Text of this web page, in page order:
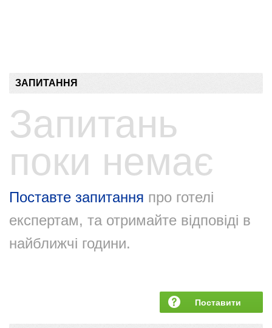
ЗАПИТАННЯ
Запитань
поки немає
Поставте запитання про готелі
експертам, та отримайте відповіді в
найближчі години.
Поставити